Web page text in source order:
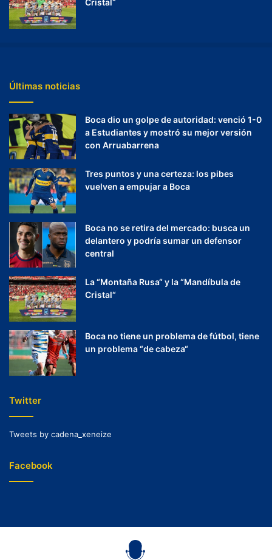
Cristal“
Últimas noticias
Boca dio un golpe de autoridad: venció 1-0
a Estudiantes y mostró su mejor versión
con Arruabarrena
Tres puntos y una certeza: los pibes
vuelven a empujar a Boca
Boca no se retira del mercado: busca un
delantero y podría sumar un defensor
central
La “Montaña Rusa“ y la “Mandíbula de
Cristal“
Boca no tiene un problema de fútbol, tiene
un problema “de cabeza“
Twitter
Tweets by cadena_xeneize
Facebook